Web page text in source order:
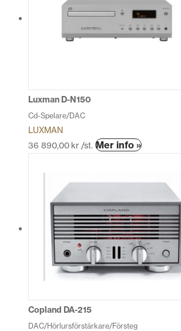
Luxman D-N150
Cd-Spelare/DAC
LUXMAN
36 890,00 kr /st. Mer info »Den
har
varianter.
De
olika
alternativen
kan
väljas
Copland DA-215
DAC/Hörlursförstärkare/Försteg